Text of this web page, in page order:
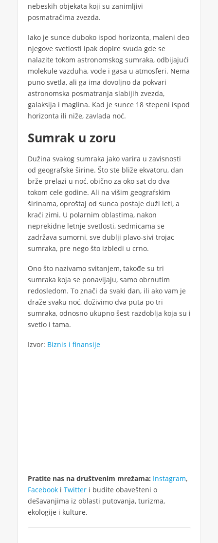
nebeskih objekata koji su zanimljivi
posmatračima zvezda.
Iako je sunce duboko ispod horizonta, maleni deo
njegove svetlosti ipak dopire svuda gde se
nalazite tokom astronomskog sumraka, odbijajući
molekule vazduha, vode i gasa u atmosferi. Nema
puno svetla, ali ga ima dovoljno da pokvari
astronomska posmatranja slabijih zvezda,
galaksija i maglina. Kad je sunce 18 stepeni ispod
horizonta ili niže, zavlada noć.
Sumrak u zoru
Dužina svakog sumraka jako varira u zavisnosti
od geografske širine. Što ste bliže ekvatoru, dan
brže prelazi u noć, obično za oko sat do dva
tokom cele godine. Ali na višim geografskim
širinama, oproštaj od sunca postaje duži leti, a
kraći zimi. U polarnim oblastima, nakon
neprekidne letnje svetlosti, sedmicama se
zadržava sumorni, sve dublji plavo-sivi trojac
sumraka, pre nego što izbledi u crno.
Ono što nazivamo svitanjem, takođe su tri
sumraka koja se ponavljaju, samo obrnutim
redosledom. To znači da svaki dan, ili ako vam je
draže svaku noć, doživimo dva puta po tri
sumraka, odnosno ukupno šest razdoblja koja su i
svetlo i tama.
Izvor: Biznis i finansije
Pratite nas na društvenim mrežama: Instagram,
Facebooki Twitteri budite obavešteni o
dešavanjima iz oblasti putovanja, turizma,
ekologije i kulture.